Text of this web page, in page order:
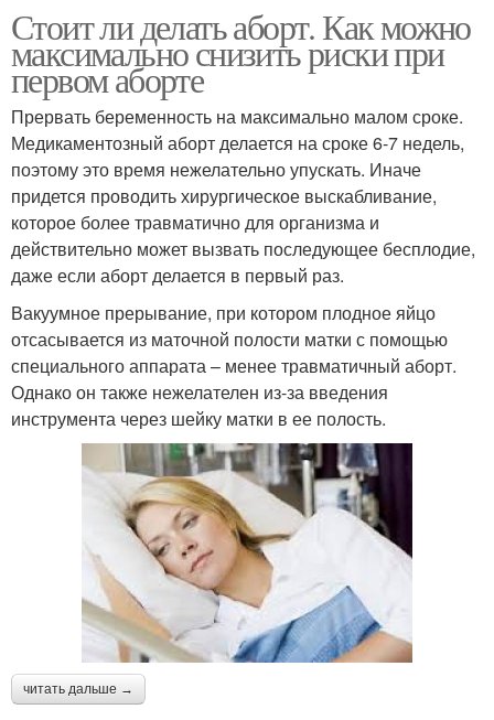
Стоит ли делать аборт. Как можно
максимально снизить риски при
первом аборте
Прервать беременность на максимально малом сроке.
Медикаментозный аборт делается на сроке 6-7 недель,
поэтому это время нежелательно упускать. Иначе
придется проводить хирургическое выскабливание,
которое более травматично для организма и
действительно может вызвать последующее бесплодие,
даже если аборт делается в первый раз.
Вакуумное прерывание, при котором плодное яйцо
отсасывается из маточной полости матки с помощью
специального аппарата – менее травматичный аборт.
Однако он также нежелателен из-за введения
инструмента через шейку матки в ее полость.
читать дальше →